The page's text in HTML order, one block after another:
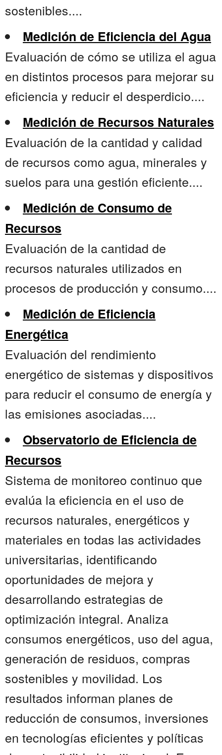
sostenibles....
Medición de Eficiencia del Agua
Evaluación de cómo se utiliza el agua
en distintos procesos para mejorar su
eficiencia y reducir el desperdicio....
Medición de Recursos Naturales
Evaluación de la cantidad y calidad
de recursos como agua, minerales y
suelos para una gestión eficiente....
Medición de Consumo de
Recursos
Evaluación de la cantidad de
recursos naturales utilizados en
procesos de producción y consumo....
Medición de Eficiencia
Energética
Evaluación del rendimiento
energético de sistemas y dispositivos
para reducir el consumo de energía y
las emisiones asociadas....
Observatorio de Eficiencia de
Recursos
Sistema de monitoreo continuo que
evalúa la eficiencia en el uso de
recursos naturales, energéticos y
materiales en todas las actividades
universitarias, identificando
oportunidades de mejora y
desarrollando estrategias de
optimización integral. Analiza
consumos energéticos, uso del agua,
generación de residuos, compras
sostenibles y movilidad. Los
resultados informan planes de
reducción de consumos, inversiones
en tecnologías eficientes y políticas